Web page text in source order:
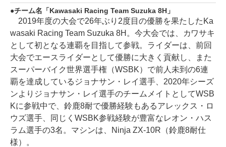
チーム名「Kawasaki Racing Team Suzuka 8H」
2019年度の大会で26年ぶり2度目の優勝を果たしたKa
wasaki Racing Team Suzuka 8H。今大会では、カワサキ
として初となる連覇を目指して参戦。ライダーは、前回
大会でエースライダーとして優勝に大きく貢献し、また
スーパーバイク世界選手権（WSBK）で前人未到の6連
覇を達成しているジョナサン・レイ選手、2020年シーズ
ンよりジョナサン・レイ選手のチームメイトとしてWSB
Kに参戦中で、鈴鹿8耐で優勝経験もあるアレックス・ロ
ウズ選手、同じくWSBK参戦経験が豊富なレオン・ハス
ラム選手の3名。マシンは、Ninja ZX-10R（鈴鹿8耐仕
様）。